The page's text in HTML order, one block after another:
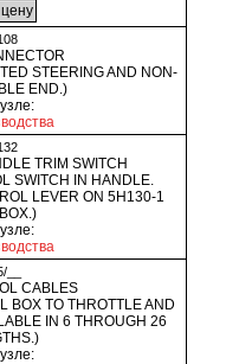
STEERING AND NON-
END.)
TRIM SWITCH
SWITCH IN HANDLE.
LEVER ON 5H130-1
CABLES
BOX TO THROTTLE AND
IN 6 THROUGH 26